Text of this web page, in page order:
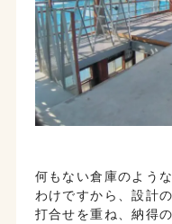
何もない倉庫のよう
わけですから、設計
打合せを重ね、納得